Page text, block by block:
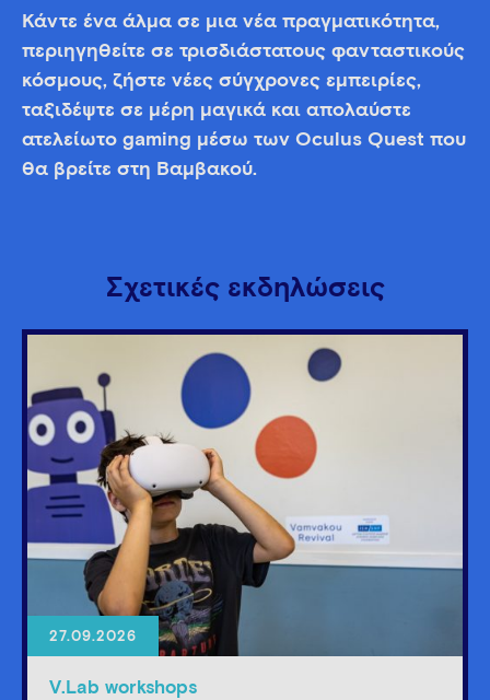
Κάντε ένα άλμα σε μια νέα πραγματικότητα,
περιηγηθείτε σε τρισδιάστατους φανταστικούς
κόσμους, ζήστε νέες σύγχρονες εμπειρίες,
ταξιδέψτε σε μέρη μαγικά και απολαύστε
ατελείωτο gaming μέσω των Oculus Quest που
θα βρείτε στη Βαμβακού.
Σχετικές εκδηλώσεις
27.09.2026
V.Lab workshops